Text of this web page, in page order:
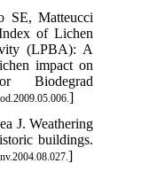
SE, Matteucci
of Lichen
(LPBA): A
impact on
Biodegrad
]
J. Weathering
buildings.
]